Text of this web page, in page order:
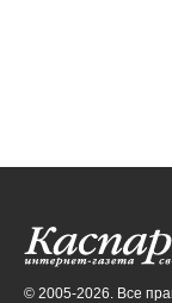
© 2005-2026. Все